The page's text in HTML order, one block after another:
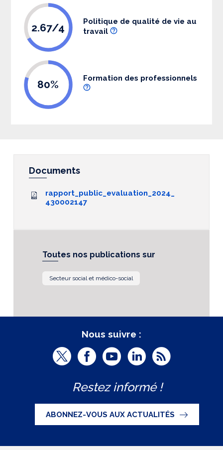
2.67/4
Politique de qualité de vie au
travail
80% Formation des professionnels
Documents
rapport_public_evaluation_2024_
430002147
Toutes nos publications sur
Secteur social et médico-social
Nous suivre :
T
i
t
t
F
c
e
b
Y
u
t
u
L
n
k
e
R
Restez informé !
ABONNEZ-VOUS AUX ACTUALITÉS